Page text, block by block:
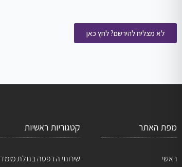
לא מצליח להירשם? לחץ כאן
מפת האתר
ראשי
קטגוריות ראשיות
שירותי הדפסה בתלת מימד